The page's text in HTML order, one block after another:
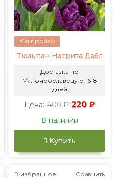
Хит продаж
Тюльпан Негрита Дабл
Доставка по
Малоярославецу от 6-8
дней
Цена: 400 ₽ 220 ₽
В наличии
Купить
В избранное Сравнить